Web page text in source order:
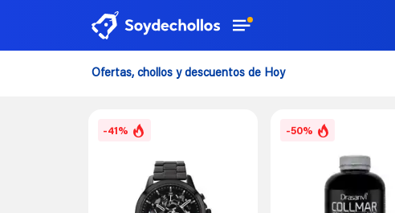
Ofertas, chollos y descuentos de Hoy
-41% -50%